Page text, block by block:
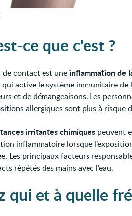
ce que c'est ?
de contact est uneinflammation de
qui active le système immunitaire de
et de démangeaisons. Les
allergiques sont plus à risque
irritantes chimiques peuvent
inflammatoire lorsque
Les principaux facteurs
répétés des mains avec l’eau.
qui et à quelle